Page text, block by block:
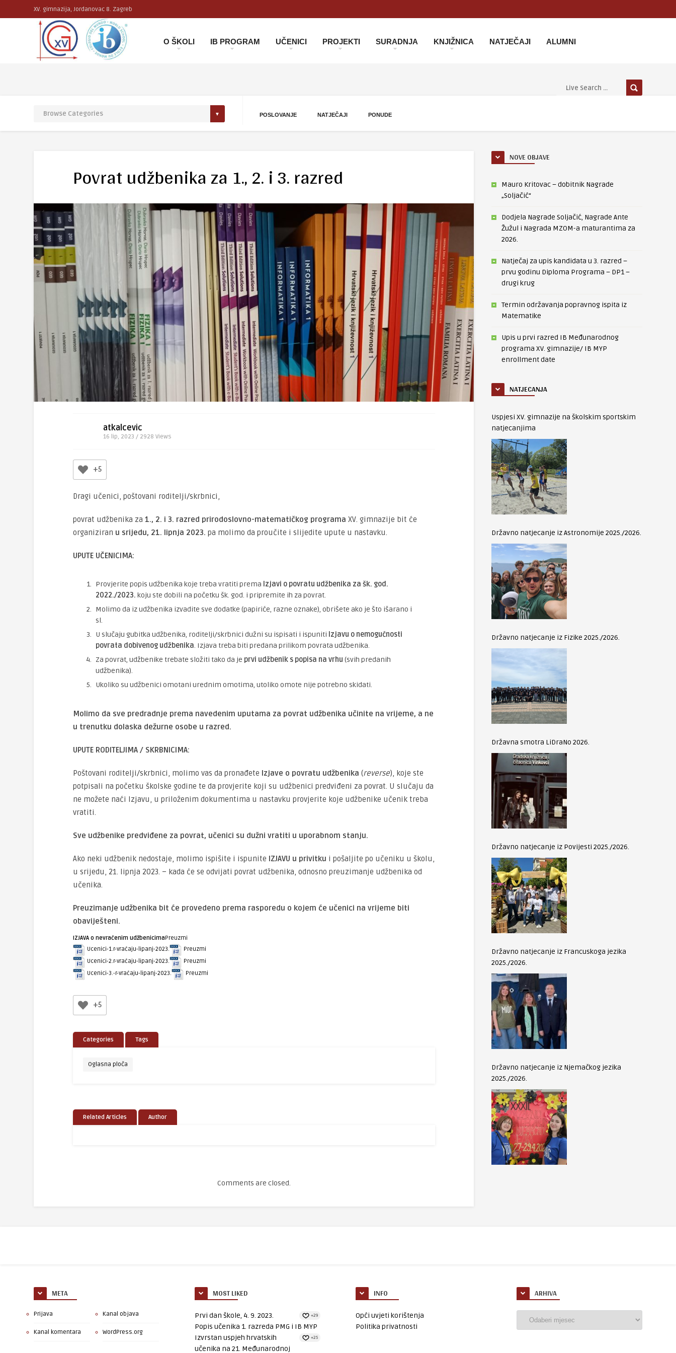
XV. gimnazija, Jordanovac 8. Zagreb
O ŠKOLI IB PROGRAM UČENICI PROJEKTI SURADNJA KNJIŽNICA NATJEČAJI ALUMNI
POSLOVANJE NATJEČAJI PONUDE
Povrat udžbenika za 1., 2. i 3. razred
atkalcevic
16 lip, 2023 / 2928 Views
+5
Dragi učenici, poštovani roditelji/skrbnici,
povrat udžbenika za 1., 2. i 3. razred prirodoslovno-matematičkog programa XV. gimnazije bit će
organiziran u srijedu, 21. lipnja 2023. pa molimo da proučite i slijedite upute u nastavku.
UPUTE UČENICIMA:
Provjerite popis udžbenika koje treba vratiti prema Izjavi o povratu udžbenika za šk. god.
2022./2023. koju ste dobili na početku šk. god. i pripremite ih za povrat.
Molimo da iz udžbenika izvadite sve dodatke (papiriće, razne oznake), obrišete ako je što išarano i
sl.
U slučaju gubitka udžbenika, roditelji/skrbnici dužni su ispisati i ispuniti Izjavu o nemogućnosti
povrata dobivenog udžbenika. Izjava treba biti predana prilikom povrata udžbenika.
Za povrat, udžbenike trebate složiti tako da je prvi udžbenik s popisa na vrhu (svih predanih
udžbenika).
Ukoliko su udžbenici omotani urednim omotima, utoliko omote nije potrebno skidati.
Molimo da sve predradnje prema navedenim uputama za povrat udžbenika učinite na vrijeme, a ne
u trenutku dolaska dežurne osobe u razred.
UPUTE RODITELJIMA / SKRBNICIMA:
Poštovani roditelji/skrbnici, molimo vas da pronađete Izjave o povratu udžbenika (reverse), koje ste
potpisali na početku školske godine te da provjerite koji su udžbenici predviđeni za povrat. U slučaju da
ne možete naći Izjavu, u priloženim dokumentima u nastavku provjerite koje udžbenike učenik treba
vratiti.
Sve udžbenike predviđene za povrat, učenici su dužni vratiti u uporabnom stanju.
Ako neki udžbenik nedostaje, molimo ispišite i ispunite IZJAVU u privitku i pošaljite po učeniku u školu,
u srijedu, 21. lipnja 2023. – kada će se odvijati povrat udžbenika, odnosno preuzimanje udžbenika od
učenika.
Preuzimanje udžbenika bit će provedeno prema rasporedu o kojem će učenici na vrijeme biti
obaviješteni.
IZJAVA o nevraćenim udžbenicimaPreuzmi
Ucenici-1.r-vraćaju-lipanj-2023.
Preuzmi
Ucenici-2.r-vraćaju-lipanj-2023.
Preuzmi
Ucenici-3.-r-vraćaju-lipanj-2023.
Preuzmi
+5
Categories Tags
Oglasna ploča
Related Articles Author
Comments are closed.
NOVE OBJAVE
Mauro Kritovac – dobitnik Nagrade
„Soljačić“
Dodjela Nagrade Soljačić, Nagrade Ante
Žužul i Nagrada MZOM-a maturantima za
2026.
Natječaj za upis kandidata u 3. razred –
prvu godinu Diploma Programa – DP1 –
drugi krug
Termin održavanja popravnog ispita iz
Matematike
Upis u prvi razred IB Međunarodnog
programa XV. gimnazije/ IB MYP
enrollment date
NATJECANJA
Uspjesi XV. gimnazije na školskim sportskim
natjecanjima
Državno natjecanje iz Astronomije 2025./2026.
Državno natjecanje iz Fizike 2025./2026.
Državna smotra LiDraNo 2026.
Državno natjecanje iz Povijesti 2025./2026.
Državno natjecanje iz Francuskoga jezika
2025./2026.
Državno natjecanje iz Njemačkog jezika
2025./2026.
META
Prijava Kanal objava
Kanal komentara WordPress.org
MOST LIKED
Prvi dan škole, 4. 9. 2023. +29
Popis učenika 1. razreda PMG i IB MYP
+25
Izvrstan uspjeh hrvatskih
učenika na 21. Međunarodnoj
INFO
Opći uvjeti korištenja
Politika privatnosti
ARHIVA